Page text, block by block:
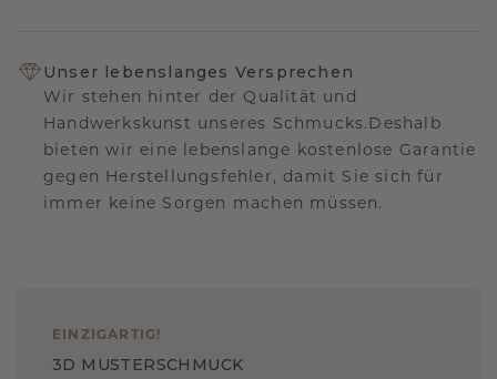
Unser lebenslanges Versprechen
Wir stehen hinter der Qualität und
Handwerkskunst unseres Schmucks.Deshalb
bieten wir eine lebenslange kostenlose Garantie
gegen Herstellungsfehler, damit Sie sich für
immer keine Sorgen machen müssen.
EINZIGARTIG !
3D MUSTERSCHMUCK